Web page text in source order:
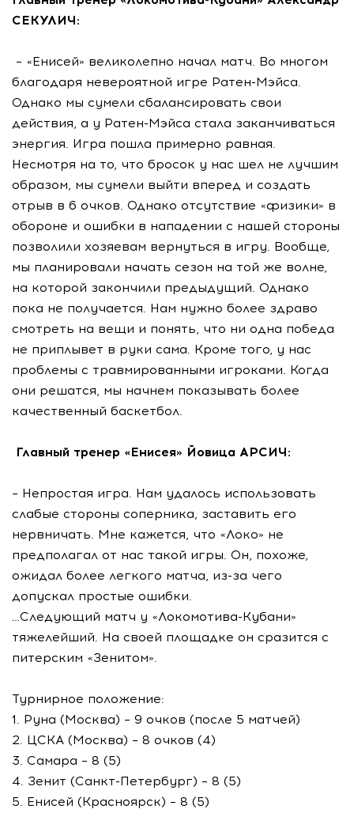
СЕКУЛИЧ:
– «Енисей» великолепно начал матч. Во многом
благодаря невероятной игре Ратен-Мэйса.
Однако мы сумели сбалансировать свои
действия, а у Ратен-Мэйса стала заканчиваться
энергия. Игра пошла примерно равная.
Несмотря на то, что бросок у нас шел не лучшим
образом, мы сумели выйти вперед и создать
отрыв в 6 очков. Однако отсутствие «физики» в
обороне и ошибки в нападении с нашей стороны
позволили хозяевам вернуться в игру. Вообще,
мы планировали начать сезон на той же волне,
на которой закончили предыдущий. Однако
пока не получается. Нам нужно более здраво
смотреть на вещи и понять, что ни одна победа
не приплывет в руки сама. Кроме того, у нас
проблемы с травмированными игроками. Когда
они решатся, мы начнем показывать более
качественный баскетбол.
Главный тренер «Енисея» Йовица АРСИЧ:
– Непростая игра. Нам удалось использовать
слабые стороны соперника, заставить его
нервничать. Мне кажется, что «Локо» не
предполагал от нас такой игры. Он, похоже,
ожидал более легкого матча, из-за чего
допускал простые ошибки.
…Следующий матч у «Локомотива-Кубани»
тяжелейший. На своей площадке он сразится с
питерским «Зенитом».
Турнирное положение:
1. Руна (Москва) – 9 очков (после 5 матчей)
2. ЦСКА (Москва) – 8 очков (4)
3. Самара – 8 (5)
4. Зенит (Санкт-Петербург) – 8 (5)
5. Енисей (Красноярск) – 8 (5)